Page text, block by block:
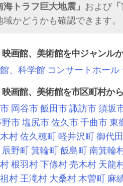
海トラフ巨大地震」 および
かどうかも確認できます。
画館、美術館を中ジャンル
、科学館 コンサートホール
画館、美術館を市区町村か
岡谷市飯田市諏訪市 須坂
市塩尻市佐久市千曲市東
村佐久穂町軽井沢町御代
辰野町箕輪町飯島町南箕輪
根羽村下條村売木村 天龍
村王滝村 大桑村木曽町 麻